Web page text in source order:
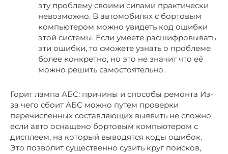
эту проблему своими силами практически
невозможно. В автомобилях с бортовым
компьютером можно увидеть код ошибки
этой системы. Если умеете расшифровывать
эти ошибки, то сможете узнать о проблеме
более конкретно, но это не значит что её
можно решить самостоятельно.
Горит лампа АБС: причины и способы ремонта Из-
за чего сбоит АБС можно путем проверки
перечисленных составляющих выявить не сложно,
если авто оснащено бортовым компьютером с
дисплеем, на который выводятся коды ошибок.
Это позволит существенно сузить круг поисков,